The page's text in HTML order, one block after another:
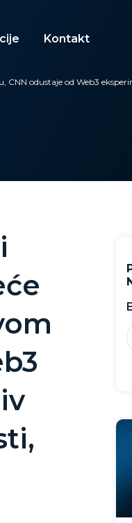
Kontakt
odustaje od Web3